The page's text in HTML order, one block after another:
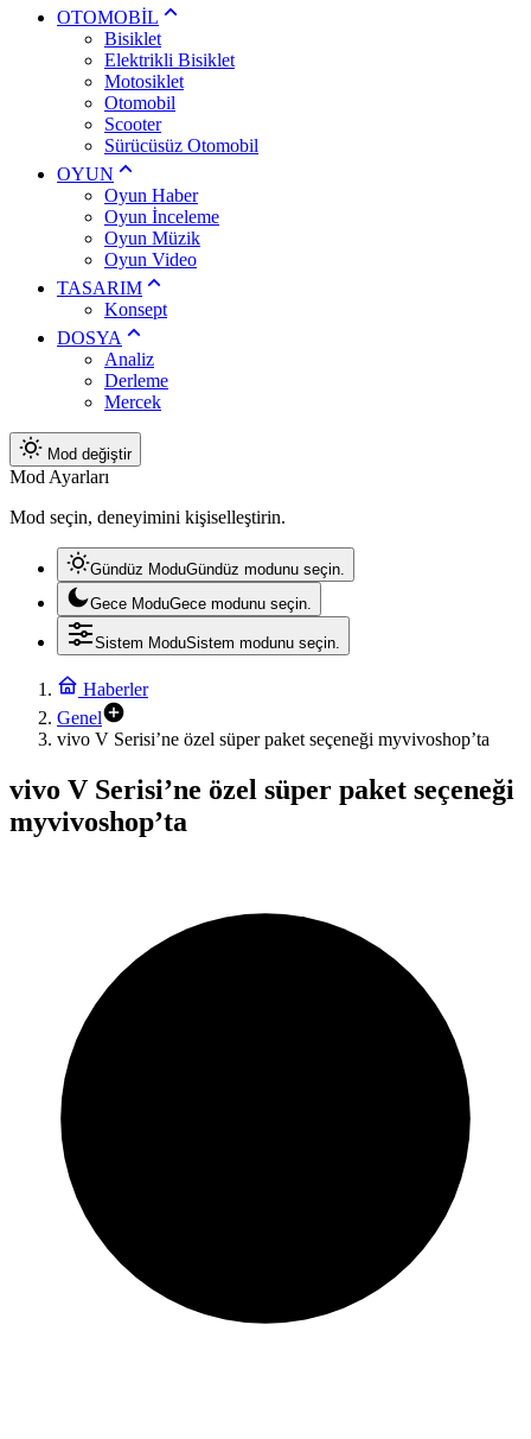
OTOMOBİL
Bisiklet
Elektrikli Bisiklet
Motosiklet
Otomobil
Scooter
Sürücüsüz Otomobil
OYUN
Oyun Haber
Oyun İnceleme
Oyun Müzik
Oyun Video
TASARIM
Konsept
DOSYA
Analiz
Derleme
Mercek
Mod değiştir
Mod Ayarları
Mod seçin, deneyimini kişiselleştirin.
Gündüz ModuGündüz modunu seçin.
Gece ModuGece modunu seçin.
Sistem ModuSistem modunu seçin.
Haberler
Genel
vivo V Serisi’ne özel süper paket seçeneği myvivoshop’ta
vivo V Serisi’ne özel süper paket seçeneği
myvivoshop’ta